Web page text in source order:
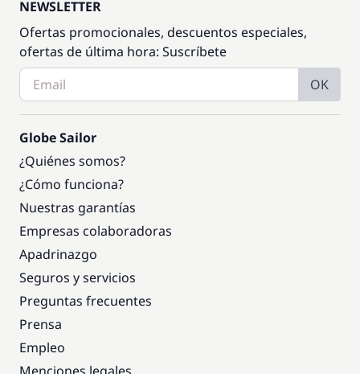
NEWSLETTER
Ofertas promocionales, descuentos especiales,
ofertas de última hora: Suscríbete
OK
Globe Sailor
¿Quiénes somos?
¿Cómo funciona?
Nuestras garantías
Empresas colaboradoras
Apadrinazgo
Seguros y servicios
Preguntas frecuentes
Prensa
Empleo